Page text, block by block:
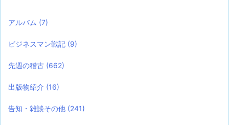
アルバム (7)
ビジネスマン戦記 (9)
先週の稽古 (662)
出版物紹介 (16)
告知・雑談その他 (241)